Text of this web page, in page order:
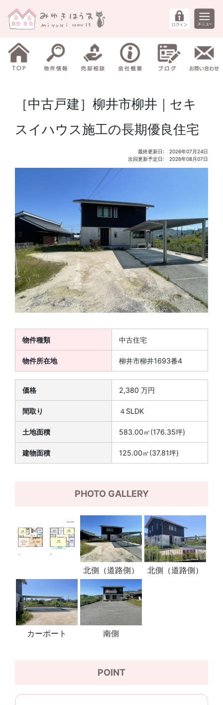
［中古戸建］柳井市柳井｜セキ
スイハウス施工の長期優良住宅
最終更新日: 2026年07月24日
次回更新予定日: 2026年08月07日
物件種類 中古住宅
物件所在地 柳井市柳井1693番4
価格 2,380 万円
間取り ４SLDK
土地面積 583.00㎡(176.35坪)
建物面積 125.00㎡(37.81坪)
PHOTO GALLERY
北側（道路側） 北側（道路側）
カーポート 南側
POINT